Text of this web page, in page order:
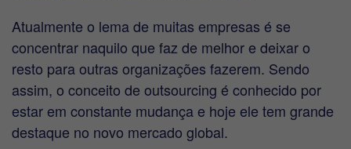
Atualmente o lema de muitas empresas é se
concentrar naquilo que faz de melhor e deixar o
resto para outras organizações fazerem. Sendo
assim, o conceito de outsourcing é conhecido por
estar em constante mudança e hoje ele tem grande
destaque no novo mercado global.